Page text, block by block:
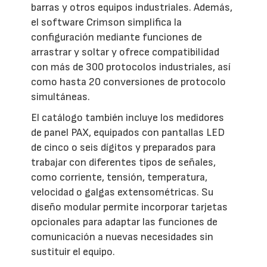
barras y otros equipos industriales. Además,
el software Crimson simplifica la
configuración mediante funciones de
arrastrar y soltar y ofrece compatibilidad
con más de 300 protocolos industriales, así
como hasta 20 conversiones de protocolo
simultáneas.
El catálogo también incluye los medidores
de panel PAX, equipados con pantallas LED
de cinco o seis dígitos y preparados para
trabajar con diferentes tipos de señales,
como corriente, tensión, temperatura,
velocidad o galgas extensométricas. Su
diseño modular permite incorporar tarjetas
opcionales para adaptar las funciones de
comunicación a nuevas necesidades sin
sustituir el equipo.